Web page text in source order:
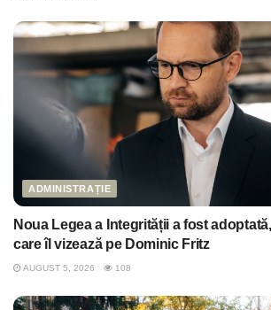
ADMINISTRAȚIE
Noua Legea a Integrității a fost
care îl vizează pe Dominic Fritz
AUGUST 5, 2026 108